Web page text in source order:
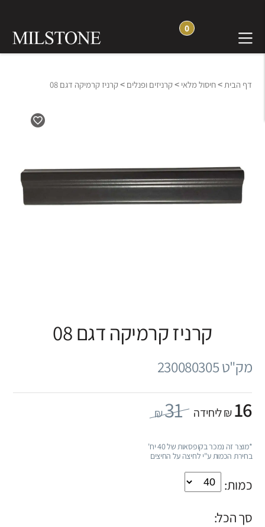
0
דף הבית>חיסול מלאי >קרניזים ופנלים >קרניז קרמיקה דגם 08
קרניז קרמיקה דגם 08
מק"ט 230080305
16₪ ליחידה 31
₪
*מוצר זה נמכר בקופסאות של 40 יח'
בחירת הכמות ע"י לחיצה על החיצים
כמות:
סך הכל: